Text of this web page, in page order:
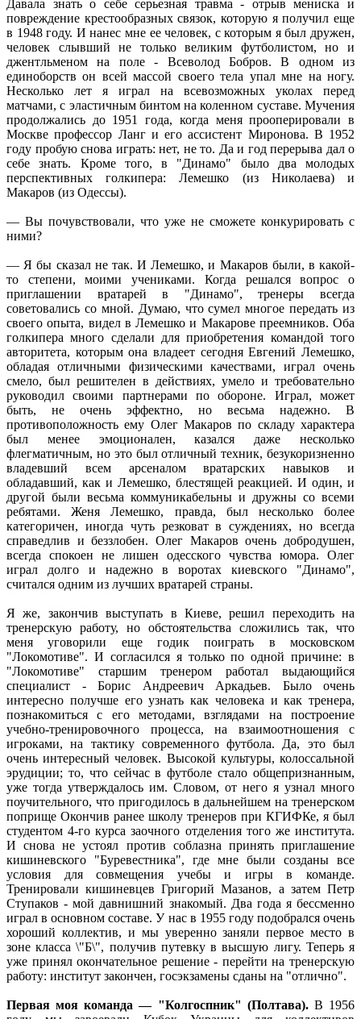
Давала знать о себе серьезная травма - отрыв мениска и
повреждение крестообразных связок, которую я получил еще
в 1948 году. И нанес мне ее человек, с которым я был дружен,
человек слывший не только великим футболистом, но и
джентльменом на поле - Всеволод Бобров. В одном из
единоборств он всей массой своего тела упал мне на ногу.
Несколько лет я играл на всевозможных уколах перед
матчами, с эластичным бинтом на коленном суставе. Мучения
продолжались до 1951 года, когда меня прооперировали в
Москве профессор Ланг и его ассистент Миронова. В 1952
году пробую снова играть: нет, не то. Да и год перерыва дал о
себе знать. Кроме того, в "Динамо" было два молодых
перспективных голкипера: Лемешко (из Николаева) и
Макаров (из Одессы).
— Вы почувствовали, что уже не сможете конкурировать с
ними?
— Я бы сказал не так. И Лемешко, и Макаров были, в какой-
то степени, моими учениками. Когда решался вопрос о
приглашении вратарей в "Динамо", тренеры всегда
советовались со мной. Думаю, что сумел многое передать из
своего опыта, видел в Лемешко и Макарове преемников. Оба
голкипера много сделали для приобретения командой того
авторитета, которым она владеет сегодня Евгений Лемешко,
обладая отличными физическими качествами, играл очень
смело, был решителен в действиях, умело и требовательно
руководил своими партнерами по обороне. Играл, может
быть, не очень эффектно, но весьма надежно. В
противоположность ему Олег Макаров по складу характера
был менее эмоционален, казался даже несколько
флегматичным, но это был отличный техник, безукоризненно
владевший всем арсеналом вратарских навыков и
обладавший, как и Лемешко, блестящей реакцией. И один, и
другой были весьма коммуникабельны и дружны со всеми
ребятами. Женя Лемешко, правда, был несколько более
категоричен, иногда чуть резковат в суждениях, но всегда
справедлив и беззлобен. Олег Макаров очень добродушен,
всегда спокоен не лишен одесского чувства юмора. Олег
играл долго и надежно в воротах киевского "Динамо",
считался одним из лучших вратарей страны.
Я же, закончив выступать в Киеве, решил переходить на
тренерскую работу, но обстоятельства сложились так, что
меня уговорили еще годик поиграть в московском
"Локомотиве". И согласился я только по одной причине: в
"Локомотиве" старшим тренером работал выдающийся
специалист - Борис Андреевич Аркадьев. Было очень
интересно получше его узнать как человека и как тренера,
познакомиться с его методами, взглядами на построение
учебно-тренировочного процесса, на взаимоотношения с
игроками, на тактику современного футбола. Да, это был
очень интересный человек. Высокой культуры, колоссальной
эрудиции; то, что сейчас в футболе стало общепризнанным,
уже тогда утверждалось им. Словом, от него я узнал много
поучительного, что пригодилось в дальнейшем на тренерском
поприще Окончив ранее школу тренеров при КГИФКе, я был
студентом 4-го курса заочного отделения того же института.
И снова не устоял против соблазна принять приглашение
кишиневского "Буревестника", где мне были созданы все
условия для совмещения учебы и игры в команде.
Тренировали кишиневцев Григорий Мазанов, а затем Петр
Ступаков - мой давнишний знакомый. Два года я бессменно
играл в основном составе. У нас в 1955 году подобрался очень
хороший коллектив, и мы уверенно заняли первое место в
зоне класса \"Б\", получив путевку в высшую лигу. Теперь я
уже принял окончательное решение - перейти на тренерскую
работу: институт закончен, госэкзамены сданы на "отлично".
Первая моя команда — "Колгоспник" (Полтава).В 1956